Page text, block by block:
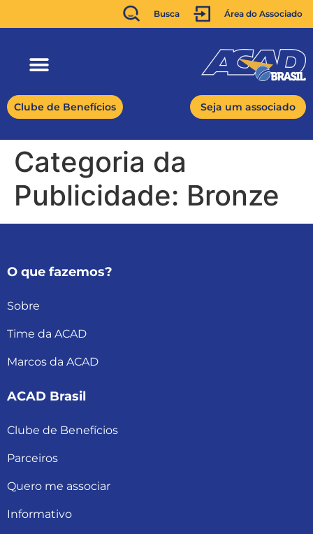
Busca Área do Associado
Clube de Benefícios Seja um associado
Categoria da
Publicidade: Bronze
O que fazemos?
Sobre
Time da ACAD
Marcos da ACAD
ACAD Brasil
Clube de Benefícios
Parceiros
Quero me associar
Informativo